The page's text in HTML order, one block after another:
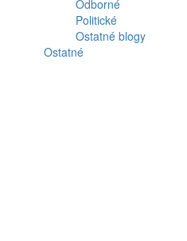
Odborné
Politické
Ostatné blogy
Ostatné